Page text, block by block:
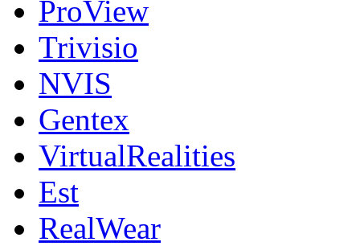
ProView
Trivisio
NVIS
Gentex
VirtualRealities
Est
RealWear